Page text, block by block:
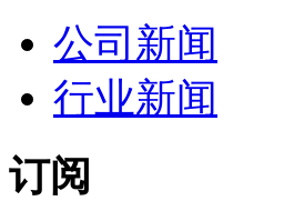
公司新闻
行业新闻
订阅